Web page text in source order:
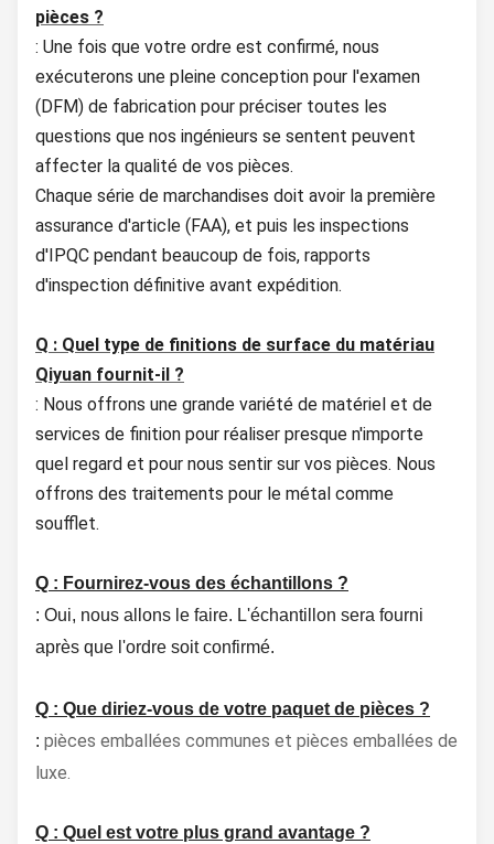
pièces ?
: Une fois que votre ordre est confirmé, nous
exécuterons une pleine conception pour l'examen
(DFM) de fabrication pour préciser toutes les
questions que nos ingénieurs se sentent peuvent
affecter la qualité de vos pièces.
Chaque série de marchandises doit avoir la première
assurance d'article (FAA), et puis les inspections
d'IPQC pendant beaucoup de fois, rapports
d'inspection définitive avant expédition.
Q : Quel type de finitions de surface du matériau
Qiyuan fournit-il ?
: Nous offrons une grande variété de matériel et de
services de finition pour réaliser presque n'importe
quel regard et pour nous sentir sur vos pièces. Nous
offrons des traitements pour le métal comme
soufflet.
Q : Fournirez-vous des échantillons ?
: Oui, nous allons le faire. L'échantillon sera fourni
après que l'ordre soit confirmé.
Q : Que diriez-vous de votre paquet de pièces ?
: pièces emballées communes et pièces emballées de
luxe.
Q : Quel est votre plus grand avantage ?